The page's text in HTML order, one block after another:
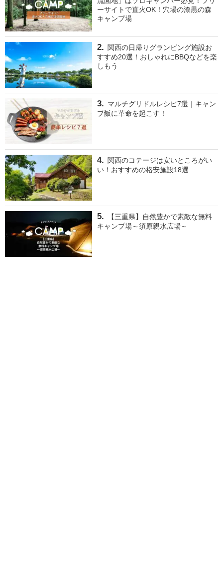
ーサイトで直火OK！穴場の漆黒の森
キャンプ場
関西の日帰りグランピング施設お
すすめ20選！おしゃれにBBQなどを楽
しもう
マルチグリドルレシピ7選｜キャン
プ飯に革命を起こす！
関西のコテージは安いところがい
い！おすすめの格安施設18選
【三重県】自然豊かで素敵な無料
キャンプ場～須原親水広場～